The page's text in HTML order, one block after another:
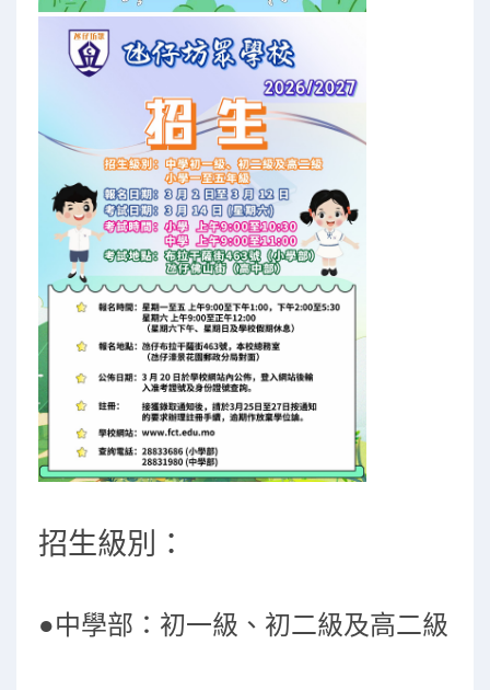
招生級別：
●中學部：初一級、初二級及高二級